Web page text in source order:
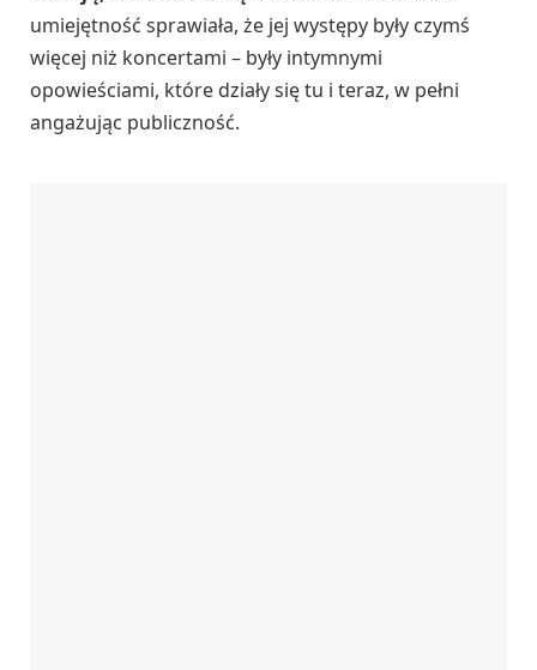
umiejętność sprawiała, że jej występy były czymś
więcej niż koncertami – były intymnymi
opowieściami, które działy się tu i teraz, w pełni
angażując publiczność.